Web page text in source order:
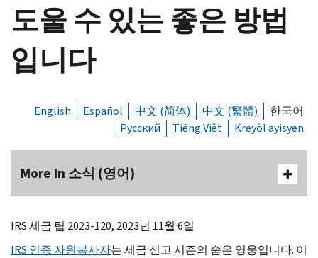
도울 수 있는 좋은 방법
입니다
English Español 中文 (简体) 中文 (繁體)
한국어
Русский
Tiếng Việt Kreyòl ayisyen
More In 소식 (영어)
IRS세금 팁 2023-120, 2023년 11월 6일
IRS 인증 자원봉사자는 세금 신고 시즌의 숨은 영웅입니다. 이